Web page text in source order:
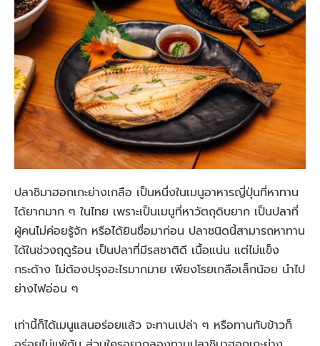
ปลาชิมาฮอกเกะย่างเกลือ เป็นหนึ่งในเมนูอาหารญี่ปุ่นที่หาทาน
ได้ยากมาก ๆ ในไทย เพราะเป็นเมนูที่หาวัตถุดิบยาก เป็นปลาที่
ผู้คนไม่ค่อยรู้จัก หรือได้ยินชื่อมาก่อน ปลาชนิดนี้สามารถหาทาน
ได้ในช่วงฤดูร้อน เป็นปลาที่มีรสชาติดี เนื้อแน่น แต่ไม่แข็ง
กระด้าง ไม่ต้องปรุงอะไรมากมาย เพียงโรยเกลือเล็กน้อย นำไป
ย่างไฟอ่อน ๆ
เท่านี้ก็ได้เมนูแสนอร่อยแล้ว จะทานเปล่า ๆ หรือทานกับข้าวก็